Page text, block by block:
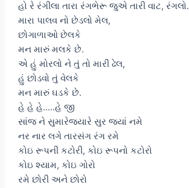
હો રે રંગીલા તારા રંગભેરૂ જુએ તારી વાટ, રંગલો.
મારા પાલવ નો છેડલો મેલ,
છોગાળાઓ છેલકે
મન મારું મલકે છે.
એ હું મોરલો ને તું તો મારી ઢેલ,
હું છોડવો તું વેલકે
મન મારું ઘડકે છે.
હે હે હે…..હે જી
સાંજ ને સુમારેજ્યારે સુર જ્યાં નમે
નર નાર લગે તારસંગ રંગ રમે
કોઇ રૂપની કટોરી, કોઇ રૂપનો કટોરો
કોઇ શ્યામ, કોઇ ગોરો
રમે છોરી અને છોરો